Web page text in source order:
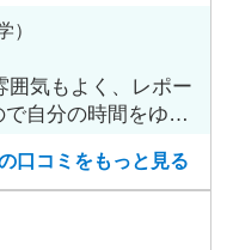
）
囲気もよく、レポー
自分の時間をゆっ
口コミをもっと見る